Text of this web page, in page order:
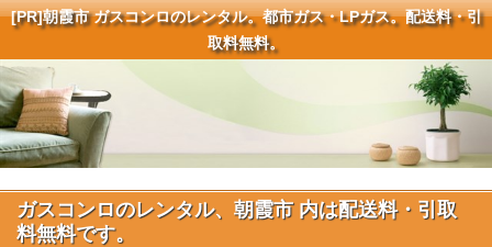
[PR]朝霞市 ガスコンロのレンタル。都市ガス・LPガス。配送料・引
取料無料。
ガスコンロのレンタル、朝霞市 内は配送料・引取
料無料です。